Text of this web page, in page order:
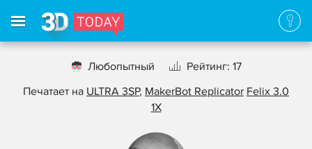
Любопытный
Рейтинг: 17
Печатает на ULTRA 3SP, MakerBot Replicator Felix 3.0
1X